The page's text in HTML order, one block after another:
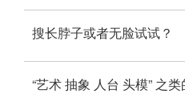
搜长脖子或者无脸试试？
“艺术 抽象 人台 头模” 之类